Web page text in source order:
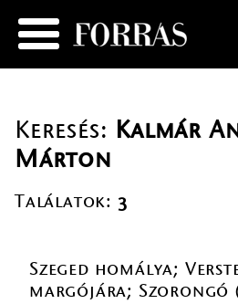
Keresés: Kalmár
Márton
Találatok: 3
Szeged homálya;
margójára; Szorongó